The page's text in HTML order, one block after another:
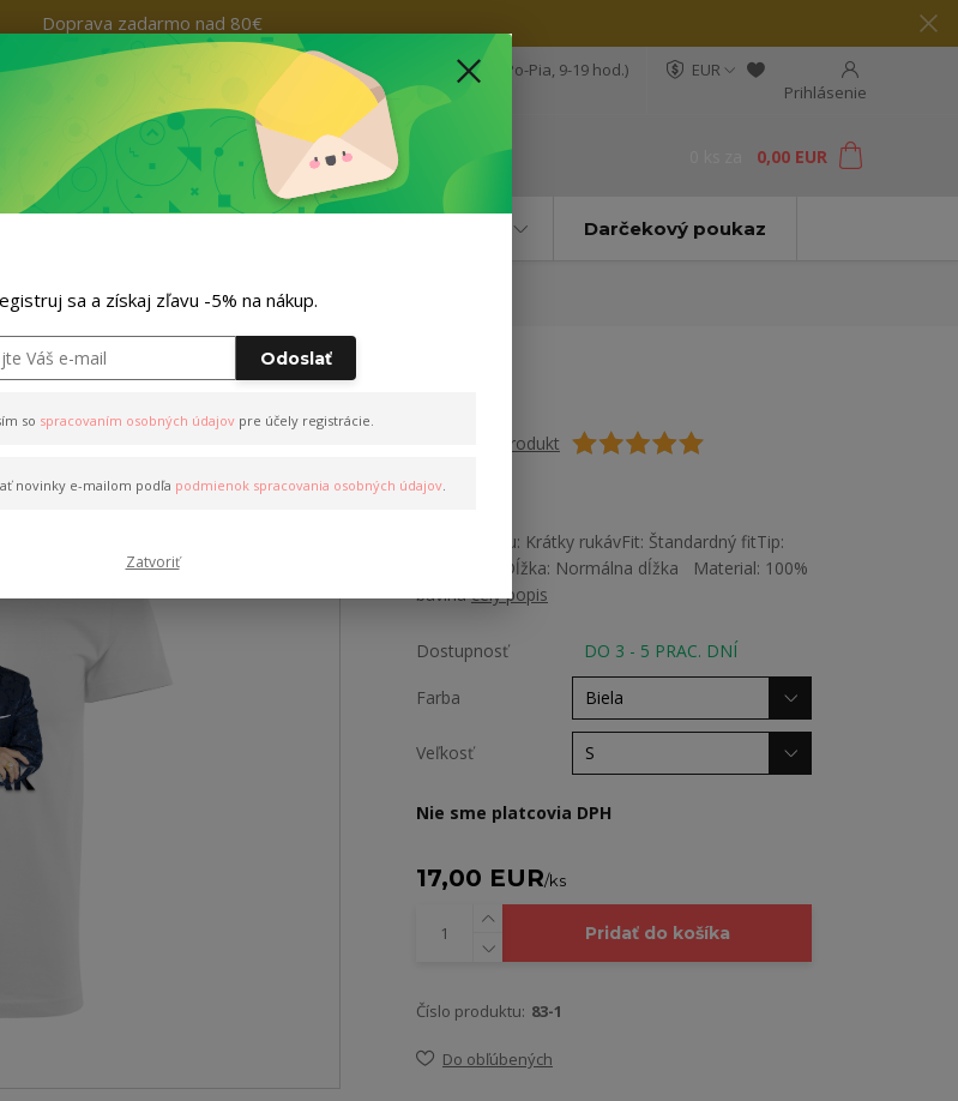
Doprava zadarmo nad 80€
EUR
Prihlásenie
Hľadať
+421 904 564 623 (Po-Pia, 9-19 hod.)
0,00 EUR
Darčekový poukaz
Ohodnotiť produkt
Dĺžka rukávu: Krátky rukávFit: Štandardný fitTip:
Rovný strihDĺžka: Normálna dĺžka Material: 100%
bavlnacelý popis
Dostupnosť DO 3 - 5 PRAC. DNÍ
Farba
Veľkosť
Nie sme platcovia DPH
17,00 EUR/ks
Pridať do košíka
Číslo produktu: 83-1
Do obľúbených
sa a získaj zľavu -5% na nákup.
Odoslať
so spracovaním osobných údajovpre účely registrácie.
novinky e-mailom podľa podmienok spracovania osobných údajov.
Zatvoriť